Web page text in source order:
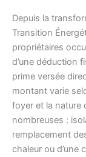
Depuis la
Transition
propriétaires
d’une déduction
prime versée
montant varie
foyer et la nature
nombreuses :
remplacement
chaleur ou d’une